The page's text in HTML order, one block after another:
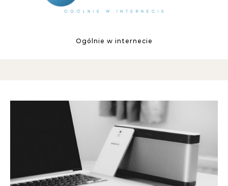
Ogólnie w internecie